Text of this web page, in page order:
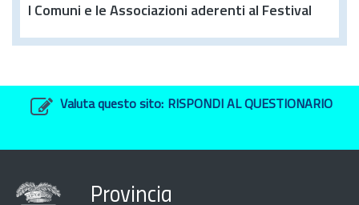
I Comuni e le Associazioni aderenti al Festival
Valuta questo sito: RISPONDI AL QUESTIONARIO
Provincia